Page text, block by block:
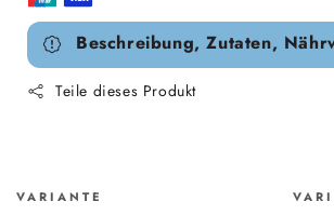
Beschreibung, Zutaten,
Teile dieses Produkt
Warenkorb
VARIANTE